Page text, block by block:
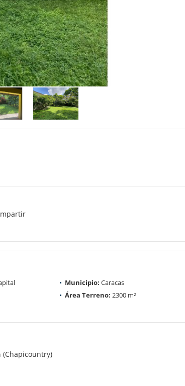
Municipio: Caracas
Área Terreno: 2300 m²